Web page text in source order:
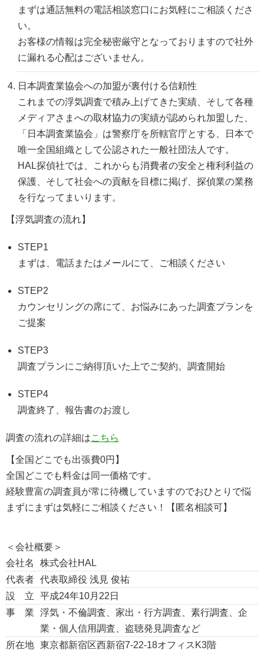
まずは通話無料の電話相談窓口にお気軽にご相談くださ
い。
お客様の情報は完全秘密厳守となっておりますので社外
に漏れる心配はございません。
日本調査業協会への加盟が裏付ける信頼性
これまでの浮気調査で積み上げてきた実績、そして各種
メディアさまへの取材協力の実績が認められ加盟した、
「日本調査業協会」は警察庁を所轄官庁とする、日本で
唯一全国組織として公認された一般社団法人です。
HAL探偵社では、これからも消費者の安全と権利利益の
保護、そして社会への貢献を目標に掲げ、探偵業の業務
を行なってまいります。
【浮気調査の流れ】
STEP1
まずは、電話またはメールにて、ご相談ください
STEP2
カウンセリングの席にて、お悩みにあった調査プランを
ご提案
STEP3
調査プランにご納得頂いた上でご契約。調査開始
STEP4
調査終了、報告書のお渡し
調査の流れの詳細はこちら
【全国どこでも出張費0円】
全国どこでも料金は同一価格です。
経験豊富の調査員が常に待機していますのでおひとりで悩
まずにまずは気軽にご相談ください！【匿名相談可】
＜会社概要＞
会社名
株式会社HAL
代表者 代表取締役 浅見 俊祐
設 立
平成24年10月22日
事 業
浮気・不倫調査、家出・行方調査、素行調査、企
業・個人信用調査、盗聴発見調査など
所在地 東京都新宿区西新宿7-22-18オフィスK3階